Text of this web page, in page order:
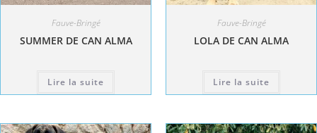
Fauve-Bringé
SUMMER DE CAN ALMA
Lire la suite
Fauve-Bringé
LOLA DE CAN ALMA
Lire la suite